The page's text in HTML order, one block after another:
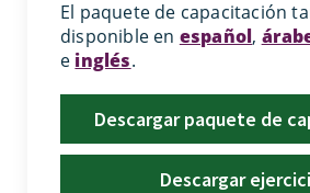
El paquete de capacitación
disponible en español,
e inglés.
Descargar paquete de
Descargar